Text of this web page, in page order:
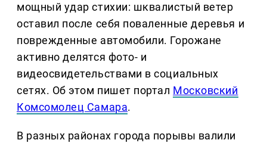
мощный удар стихии: шквалистый ветер
оставил после себя поваленные деревья и
поврежденные автомобили. Горожане
активно делятся фото- и
видеосвидетельствами в социальных
сетях. Об этом пишет портал Московский
Комсомолец Самара.
В разных районах города порывы валили